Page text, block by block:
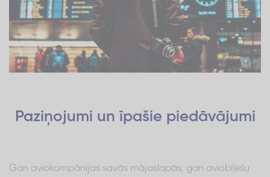
Paziņojumi un īpašie piedāvājumi
Gan aviokompānijas savās mājaslapās, gan aviobiļešu